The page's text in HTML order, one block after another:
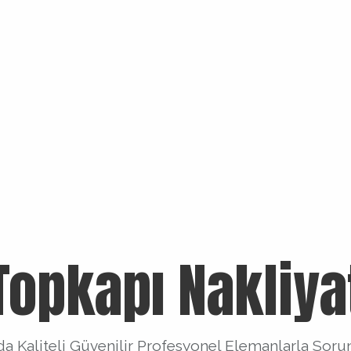
Kaliteli Güvenilir Profesyonel Elemanlarla